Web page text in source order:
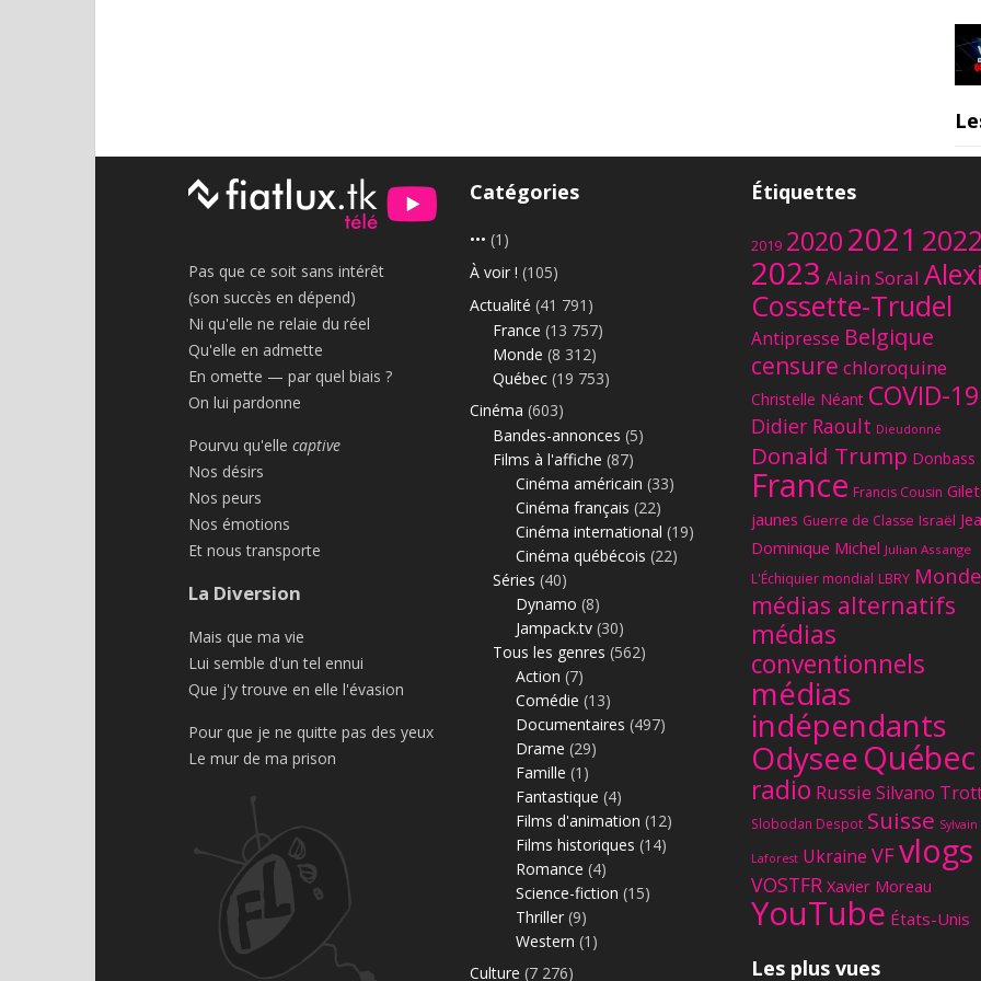
Pas que ce soit sans intérêt
(son succès en dépend)
Ni qu'elle ne relaie du réel
Qu'elle en admette
En omette — par quel biais ?
On lui pardonne
Pourvu qu'elle captive
Nos désirs
Nos peurs
Nos émotions
Et nous transporte
La Diversion
Mais que ma vie
Lui semble d'un tel ennui
Que j'y trouve en elle l'évasion
Pour que je ne quitte pas des yeux
Le mur de ma prison
Catégories
••• (1)
À voir ! (105)
Actualité (41 791)
France (13 757)
Monde (8 312)
Québec (19 753)
Cinéma (603)
Bandes-annonces (5)
Films à l'affiche (87)
Cinéma américain (33)
Cinéma français (22)
Cinéma international (19)
Cinéma québécois (22)
Séries (40)
Dynamo (8)
Jampack.tv (30)
Tous les genres (562)
Action (7)
Comédie (13)
Documentaires (497)
Drame (29)
Famille (1)
Fantastique (4)
Films d'animation (12)
Films historiques (14)
Romance (4)
Science-fiction (15)
Thriller (9)
Western (1)
Culture (7 276)
Étiquettes
2019 20202021 2022
2023 Alain Soral
Cossette-Trudel
Antipresse Belgique
censure chloroquine
Christelle Néant COVID-19
Didier Raoult Dieudonné
Donald Trump Donbass
France Francis Cousin
jaunes Guerre de Classe Israël
Dominique Michel Julian Assange
L'Échiquier mondial LBRY Monde
médias alternatifs
médias
conventionnels
médias
indépendants
OdyseeQuébec
radio Russie Silvano
Slobodan Despot Suisse Sylvain
Laforest Ukraine VFvlogs
VOSTFR Xavier Moreau
YouTube États-Unis
Les plus vues